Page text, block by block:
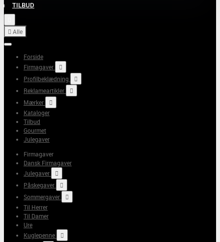
TILBUD
 Alle
Forside
Firmagaver

Profilbeklædning

Reklameartikler

Mærker

Kataloger
Tilbud
Gourmet
Julegaver
Firmagaver
Dansk Firmagaver
Julegaver

Påskegaver

Sommergaver

Til Herrer
Til Damer
Ure
Kuglepenne
